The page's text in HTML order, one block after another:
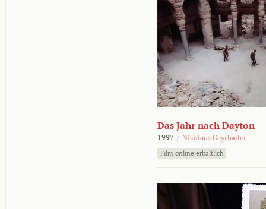
Das Jahr nach Dayton
1997 / Nikolaus Geyrhalter
Film online erhältlich